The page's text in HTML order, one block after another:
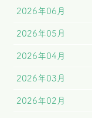
2026年06月
2026年05月
2026年04月
2026年03月
2026年02月